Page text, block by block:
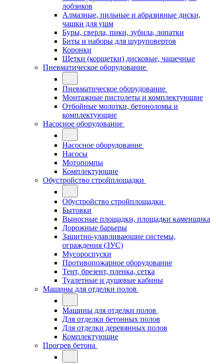
лобзиков
Алмазные, пильные и абразивные диски,
чашки для ушм
Буры, сверла, пики, зубила, лопатки
Биты и наборы для шуруповертов
Коронки
Щетки (корщетки) дисковые, чашечные
Пневматическое оборудование
Пневматическое оборудование
Монтажные пистолеты и комплектующие
Отбойные молотки, бетоноломы и
комплектующие
Насосное оборудование
Насосное оборудование
Насосы
Мотопомпы
Комплектующие
Обустройство стройплощадки
Обустройство стройплощадки
Бытовки
Выносные площадки, площадки каменщика
Дорожные барьеры
Защитно-улавливающие системы,
ограждения (ЗУС)
Мусороспуски
Противопожарное оборудование
Тент, брезент, пленка, сетка
Туалетные и душевые кабины
Машины для отделки полов
Машины для отделки полов
Для отделки бетонных полов
Для отделки деревянных полов
Комплектующие
Прогрев бетона